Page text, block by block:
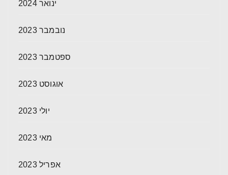
ינואר 2024
נובמבר 2023
ספטמבר 2023
אוגוסט 2023
יולי 2023
מאי 2023
אפריל 2023